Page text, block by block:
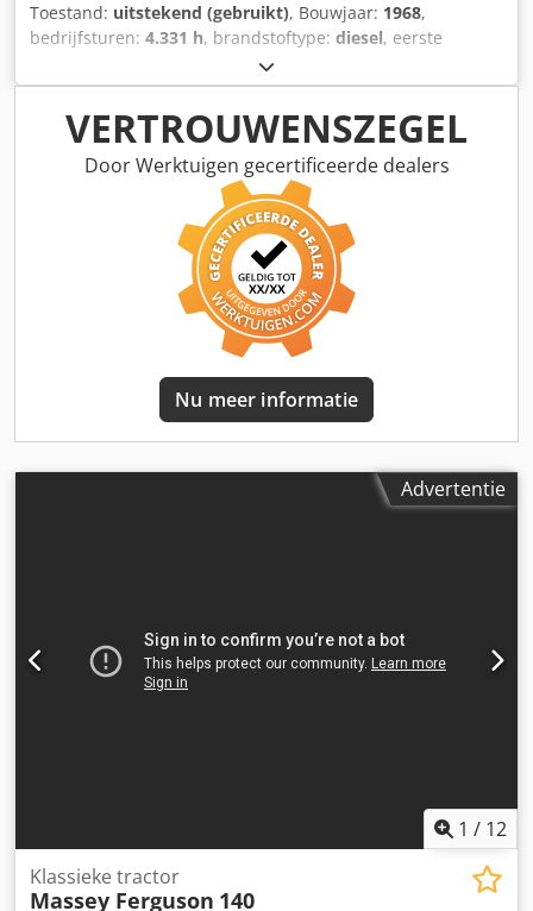
Toestand: uitstekend (gebruikt), Bouwjaar: 1968,
bedrijfsturen: 4.331 h, brandstoftype: diesel, eerste
rood
goed Optische staat: zeer goed Cjdpfx Agjyr Ayve Uerf
Neem contact op met Thierry Leemans voor meer
informatie.
VERTROUWENSZEGEL
Door Werktuigen gecertificeerde dealers
Nu meer informatie
Advertentie
1 / 12
Klassieke tractor
Massey Ferguson 140